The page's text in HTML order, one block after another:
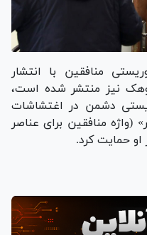
منافقین با انتشار
نیز منتشر شده است،
دشمن در اغتشاشات
دلیر» (واژه منافقین برای عناصر
او حمایت کرد.